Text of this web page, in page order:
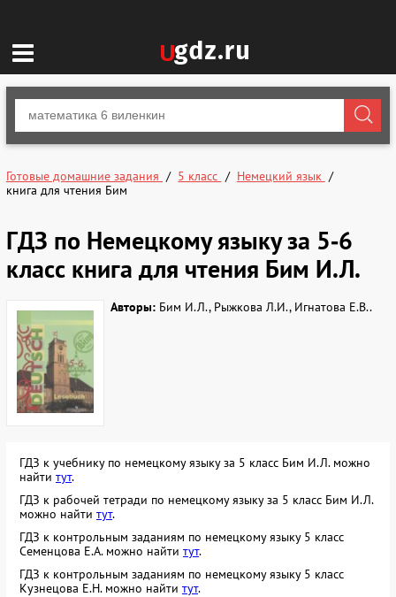
Готовые домашние задания 5 класс
Немецкий язык
книга для чтения Бим
ГДЗ по Немецкому языку за 5‐6
класс книга для чтения Бим И.Л.
Авторы: Бим И.Л., Рыжкова Л.И., Игнатова Е.В..
ГДЗ к учебнику по немецкому языку за 5 класс Бим И.Л. можно
найти тут.
ГДЗ к рабочей тетради по немецкому языку за 5 класс Бим И.Л.
можно найти тут.
ГДЗ к контрольным заданиям по немецкому языку 5 класс
Семенцова Е.А. можно найти тут.
ГДЗ к контрольным заданиям по немецкому языку 5 класс
Кузнецова Е.Н. можно найти тут.